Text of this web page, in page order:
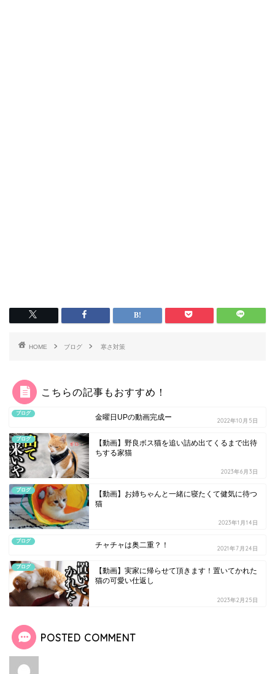
HOME ブログ 寒さ対策
こちらの記事もおすすめ！
ブログ 金曜日UPの動画完成ー 2022年10月5日
ブログ
【動画】野良ボス猫を追い詰め出てくるまで出待
ちする家猫
2023年6月3日
ブログ
【動画】お姉ちゃんと一緒に寝たくて健気に待つ
猫
2023年1月14日
ブログ チャチャは奥二重？！ 2021年7月24日
ブログ
【動画】実家に帰らせて頂きます！置いてかれた
猫の可愛い仕返し
2023年2月25日
POSTED COMMENT